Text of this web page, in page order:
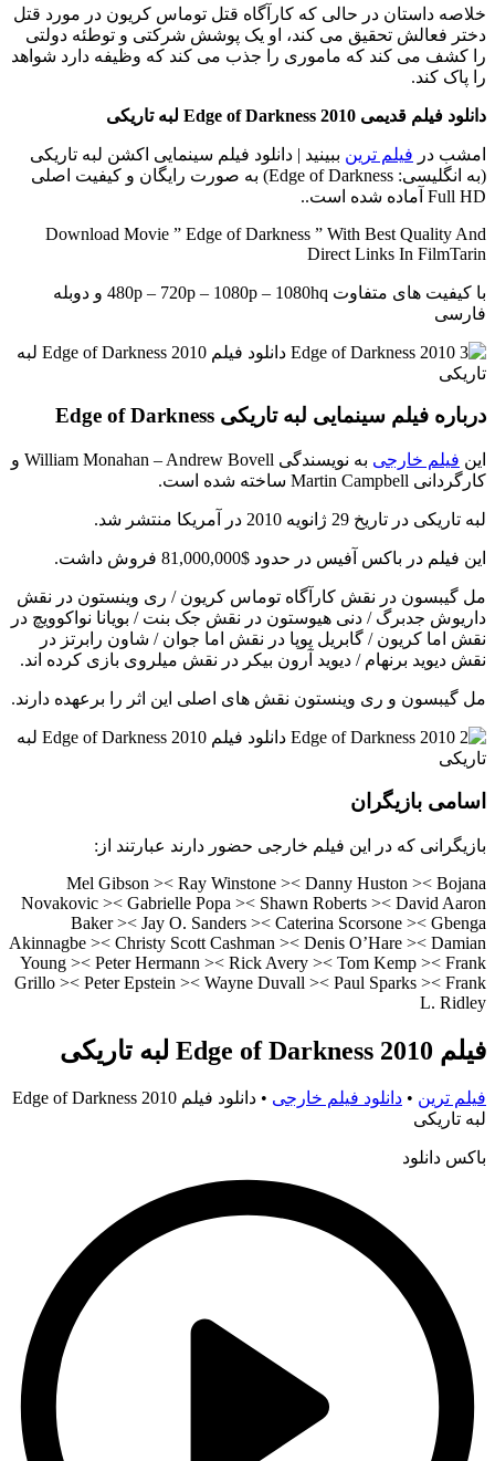
خلاصه داستان در حالی که کارآگاه قتل توماس کریون در مورد قتل
دختر فعالش تحقیق می کند، او یک پوشش شرکتی و توطئه دولتی
را کشف می کند که ماموری را جذب می کند که وظیفه دارد شواهد
را پاک کند.
دانلود فیلم قدیمی Edge of Darkness 2010 لبه تاریکی
امشب در فیلم ترین ببینید | دانلود فیلم سینمایی اکشن لبه تاریکی
(به انگلیسی: Edge of Darkness) به صورت رایگان و کیفیت اصلی
Full HD آماده شده است..
Download Movie ” Edge of Darkness ” With Best Quality And
Direct Links In FilmTarin
با کیفیت های متفاوت 480p – 720p – 1080p – 1080hq و دوبله
فارسی
درباره فیلم سینمایی لبه تاریکی Edge of Darkness
این فیلم خارجی
به نویسندگی William Monahan – Andrew Bovell و
کارگردانی Martin Campbell ساخته شده است.
لبه تاریکی در تاریخ 29 ژانویه 2010 در آمریکا منتشر شد.
این فیلم در باکس آفیس در حدود $81,000,000 فروش داشت.
مل گیبسون در نقش کارآگاه توماس کریون / ری وینستون در نقش
داریوش جدبرگ / دنی هیوستون در نقش جک بنت / بویانا نواکوویچ در
نقش اما کریون / گابریل پوپا در نقش اما جوان / شاون رابرتز در
نقش دیوید برنهام / دیوید آرون بیکر در نقش میلروی بازی کرده اند.
مل گیبسون و ری وینستون نقش های اصلی این اثر را برعهده دارند.
اسامی بازیگران
بازیگرانی که در این فیلم خارجی حضور دارند عبارتند از:
Mel Gibson >< Ray Winstone >< Danny Huston >< Bojana
Novakovic >< Gabrielle Popa >< Shawn Roberts >< David Aaron
Baker >< Jay O. Sanders >< Caterina Scorsone >< Gbenga
Akinnagbe >< Christy Scott Cashman >< Denis O’Hare >< Damian
Young >< Peter Hermann >< Rick Avery >< Tom Kemp >< Frank
Grillo >< Peter Epstein >< Wayne Duvall >< Paul Sparks >< Frank
L. Ridley
فیلم Edge of Darkness 2010 لبه تاریکی
فیلم ترین • دانلود فیلم خارجی •
دانلود فیلم Edge of Darkness 2010
لبه تاریکی
باکس دانلود